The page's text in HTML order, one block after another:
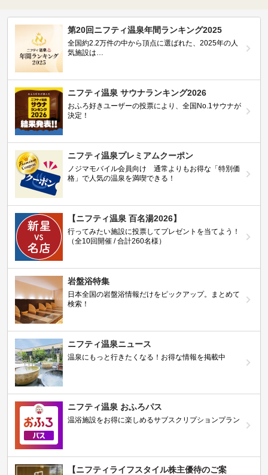
第20回ニフティ温泉年間ランキング2025
全国約2.2万件の中から頂点に選ばれた、2025年の人
気施設は…
ニフティ温泉 サウナランキング2026
おふろ好きユーザーの投票により、全国No.1サウナが
決定！
ニフティ温泉プレミアムクーポン
ノジマモバイル会員向け 通常よりもお得な「特別価
格」で人気の温泉を満喫できる！
【ニフティ温泉 百名湯2026】
行ってみたい施設に投票してプレゼントを当てよう！
（全10回開催 / 合計260名様）
岩盤浴特集
日本全国の岩盤浴情報だけをピックアップ。まとめて
検索！
ニフティ温泉ニュース
温泉にもっと行きたくなる！お得な情報を掲載中
ニフティ温泉 おふろパス
温浴施設をお得に楽しめるサブスクリプションプラン
【ニフティライフスタイル株主優待のご案